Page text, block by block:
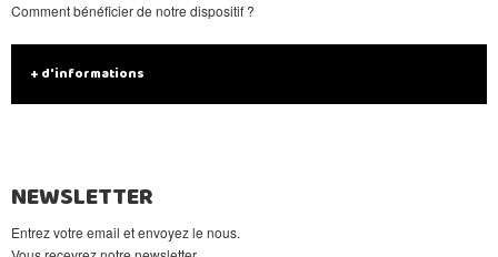
Comment bénéficier de notre dispositif ?
+ d'informations
NEWSLETTER
Entrez votre email et envoyez le nous.